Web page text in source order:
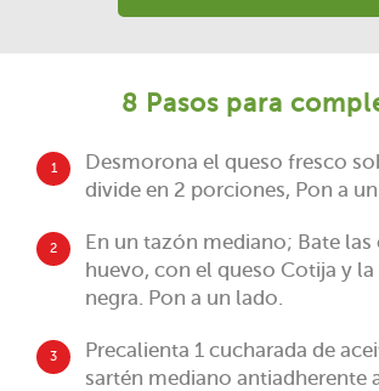
8 Pasos para
1
Desmorona el queso fresco
divide en 2 porciones, Pon a
2
En un tazón mediano; Bate las
huevo, con el queso Cotija y
negra. Pon a un lado.
3
Precalienta 1 cucharada de
sartén mediano antiadherente